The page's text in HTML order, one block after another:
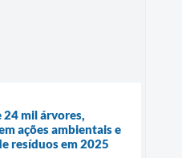
mil árvores,
ações ambientais e
resíduos em 2025